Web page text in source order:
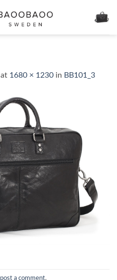
at 1680 × 1230 in BB101_3
post a comment.